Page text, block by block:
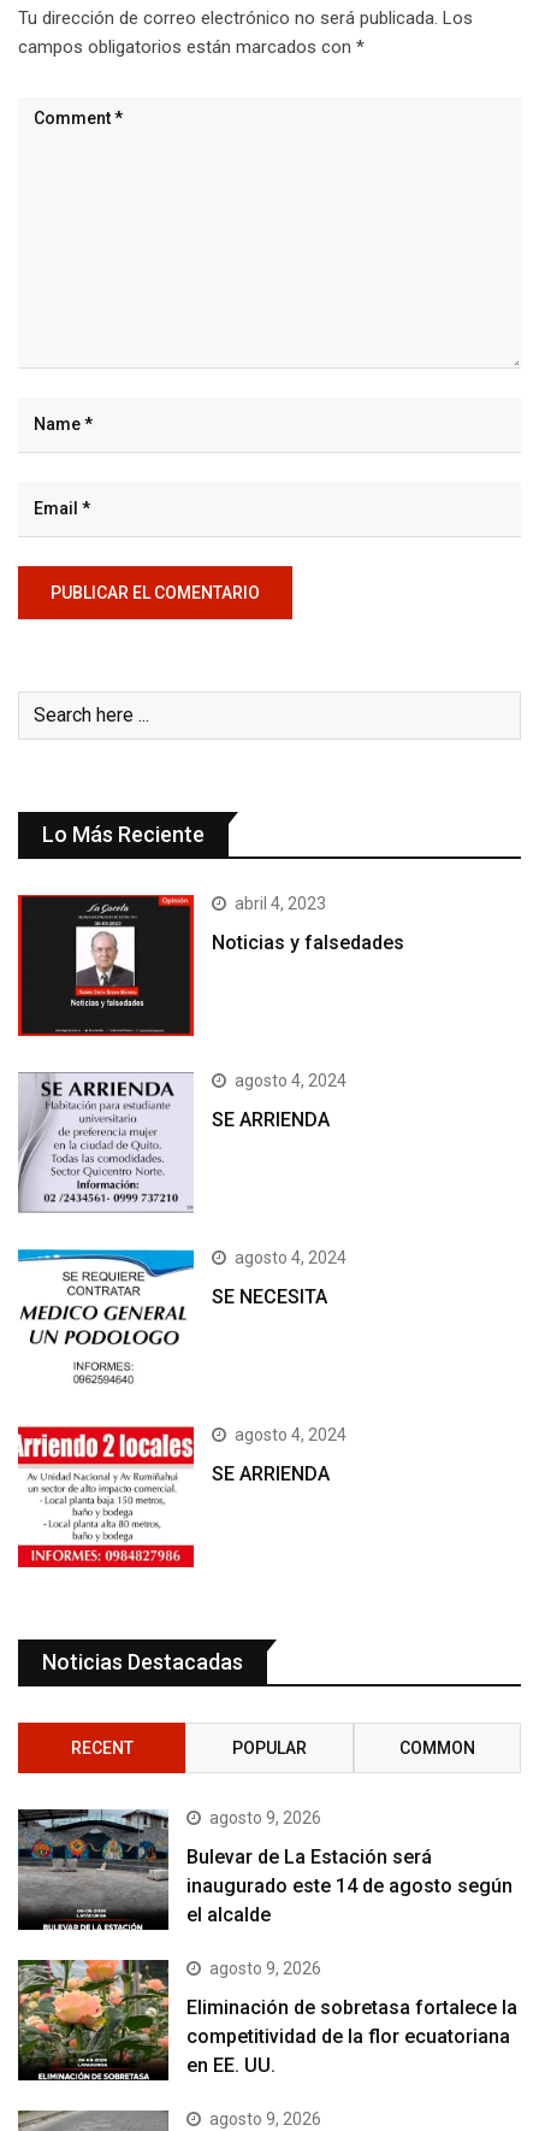
Tu dirección de correo electrónico no será publicada. Los
campos obligatorios están marcados con *
Lo Más Reciente
abril 4, 2023
Noticias y falsedades
agosto 4, 2024
SE ARRIENDA
agosto 4, 2024
SE NECESITA
agosto 4, 2024
SE ARRIENDA
Noticias Destacadas
RECENT POPULAR COMMON
agosto 9, 2026
Bulevar de La Estación será
inaugurado este 14 de agosto según
el alcalde
agosto 9, 2026
Eliminación de sobretasa fortalece la
competitividad de la flor ecuatoriana
en EE. UU.
agosto 9, 2026